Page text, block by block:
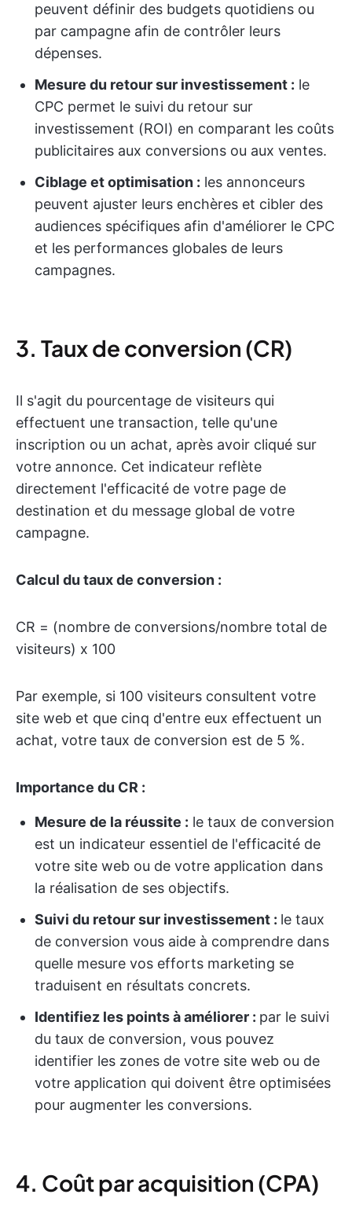
peuvent définir des budgets quotidiens ou
par campagne afin de contrôler leurs
dépenses.
Mesure du retour sur investissement : le
CPC permet le suivi du retour sur
investissement (ROI) en comparant les coûts
publicitaires aux conversions ou aux ventes.
Ciblage et optimisation : les annonceurs
peuvent ajuster leurs enchères et cibler des
audiences spécifiques afin d'améliorer le CPC
et les performances globales de leurs
campagnes.
3. Taux de conversion (CR)
Il s'agit du pourcentage de visiteurs qui
effectuent une transaction, telle qu'une
inscription ou un achat, après avoir cliqué sur
votre annonce. Cet indicateur reflète
directement l'efficacité de votre page de
destination et du message global de votre
campagne.
Calcul du taux de conversion :
CR = (nombre de conversions/nombre total de
visiteurs) x 100
Par exemple, si 100 visiteurs consultent votre
site web et que cinq d'entre eux effectuent un
achat, votre taux de conversion est de 5 %.
Importance du CR :
Mesure de la réussite : le taux de conversion
est un indicateur essentiel de l'efficacité de
votre site web ou de votre application dans
la réalisation de ses objectifs.
Suivi du retour sur investissement : le taux
de conversion vous aide à comprendre dans
quelle mesure vos efforts marketing se
traduisent en résultats concrets.
Identifiez les points à améliorer : par le suivi
du taux de conversion, vous pouvez
identifier les zones de votre site web ou de
votre application qui doivent être optimisées
pour augmenter les conversions.
4. Coût par acquisition (CPA)